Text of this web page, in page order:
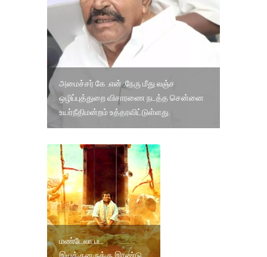
அமைச்சர் கே .என் .நேரு மீது லஞ்ச
ஒழிப்புத்துறை விசாரணை நடத்த சென்னை
உயர்நீதிமன்றம் உத்தரவிட்டுள்ளது.
மண்டேலா பட
இயக்குனருக்கு இரண்டு